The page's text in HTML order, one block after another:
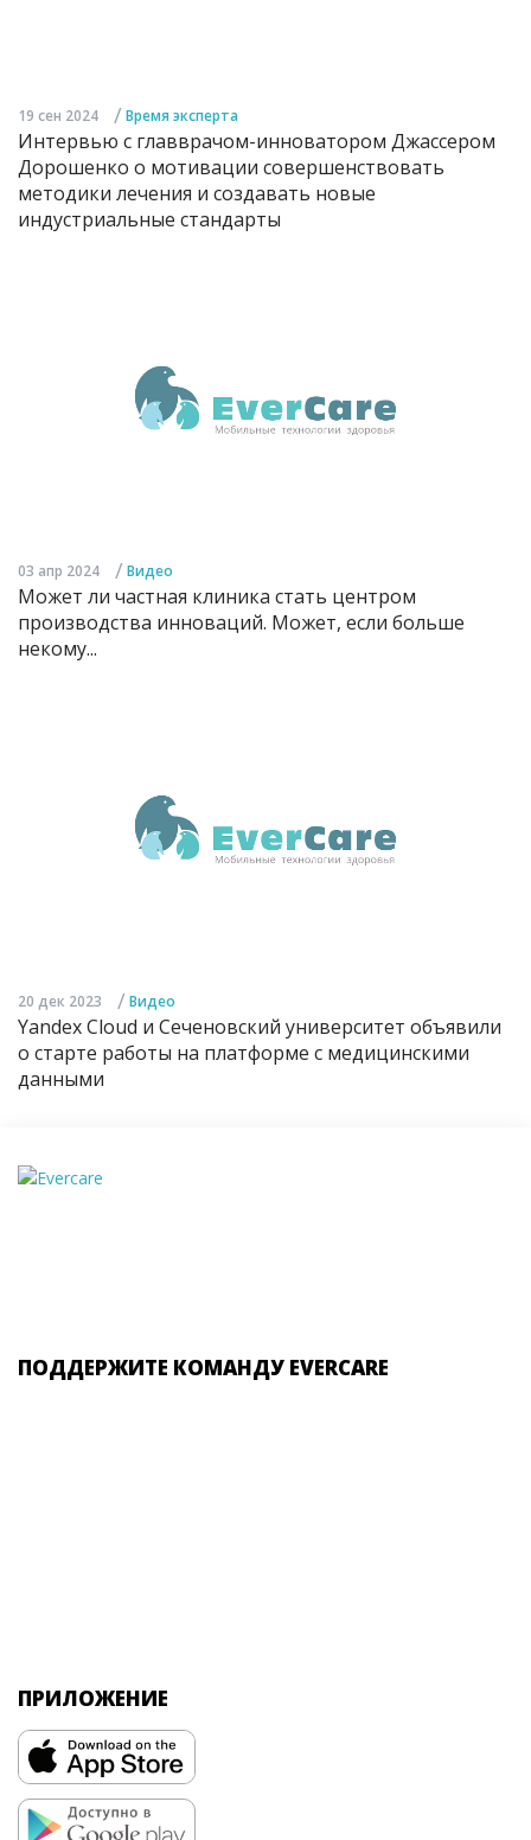
19 сен 2024 / Время эксперта
Интервью с главврачом-инноватором Джассером
Дорошенко о мотивации совершенствовать
методики лечения и создавать новые
индустриальные стандарты
03 апр 2024 / Видео
Может ли частная клиника стать центром
производства инноваций. Может, если больше
некому...
20 дек 2023 / Видео
Yandex Cloud и Сеченовский университет объявили
о старте работы на платформе с медицинскими
данными
ПОДДЕРЖИТЕ КОМАНДУ EVERCARE
ПРИЛОЖЕНИЕ